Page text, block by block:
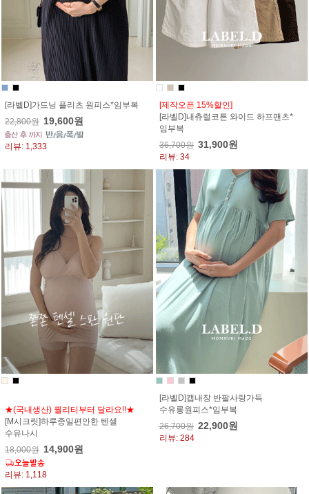
[라벨D]가드닝 플리츠 원피스*임부복
22,800원 19,600원
리뷰: 1,333
[제작오픈 15%할인]
[라벨D]내츄럴코튼 와이드 하프팬츠*
임부복
36,700원 31,900원
리뷰: 34
★(국내생산) 퀄리티부터 달라요!!★
[M시크릿]하루종일편안한 텐셀
수유나시
18,000원 14,900원
리뷰: 1,118
[라벨D]캡내장 반팔사랑가득
수유롱원피스*임부복
26,700원 22,900원
리뷰: 284